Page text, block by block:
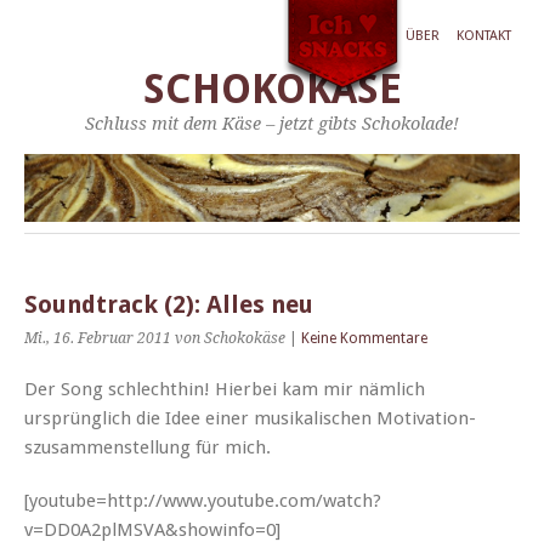
ÜBER KONTAKT
SCHOKOKÄSE
Schluss mit dem Käse – jetzt gibts Schokolade!
Soundtrack (2): Alles neu
Mi., 16. Februar 2011 von Schokokäse Keine Kommentare
Der Song schlechthin! Hier­bei kam mir näm­lich
ursprünglich die Idee ein­er musikalis­chen Moti­va­tion­
szusam­men­stel­lung für mich.
[youtube=http://www.youtube.com/watch?
v=DD0A2plMSVA&showinfo=0]